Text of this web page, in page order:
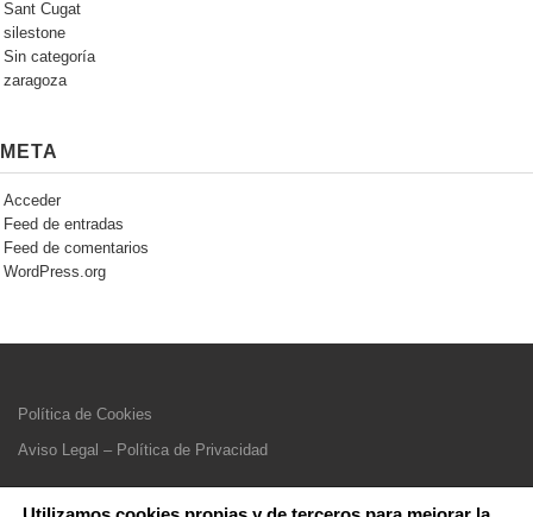
Sant Cugat
silestone
Sin categoría
zaragoza
META
Acceder
Feed de entradas
Feed de comentarios
WordPress.org
Política de Cookies
Aviso Legal – Política de Privacidad